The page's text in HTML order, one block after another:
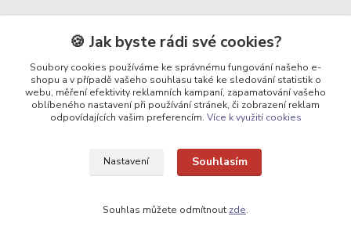
📞 728 007 997
⏰ Po - Pá | 7:00 - 13:30 |
info@repulse.cz
Upravit sběr cookies.
REPULSE s.r.o. | www.repulse.cz | 2015-2026 © Hradec Králové
🍪 Jak byste rádi své cookies?
Soubory cookies používáme ke správnému fungování našeho e-
shopu a v případě vašeho souhlasu také ke sledování statistik o
webu, měření efektivity reklamních kampaní, zapamatování vašeho
oblíbeného nastavení při používání stránek, či zobrazení reklam
odpovídajících vašim preferencím. Více k využití cookies
Nastavení Souhlasím
Souhlas můžete odmítnout zde.